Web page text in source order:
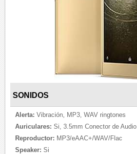
SONIDOS
Alerta: Vibración, MP3, WAV ringtones
Auriculares: Si, 3.5mm Conector de Audio
Reproductor: MP3/eAAC+/WAV/Flac
Speaker: Si